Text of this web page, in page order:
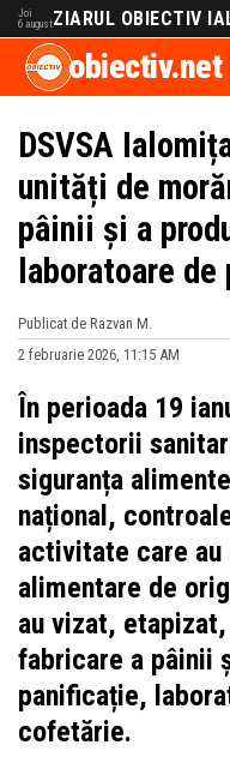
Joi
6 augustZIARUL OBIECTIV
obiectiv.net
DSVSA
unități de
pâinii și a
laboratoare
Publicat de Razvan M.
2 februarie 2026, 11:15 AM
În perioada 19
inspectorii
siguranța
național,
activitate care
alimentare de
au vizat,
fabricare a pâinii
panificație,
cofetărie.